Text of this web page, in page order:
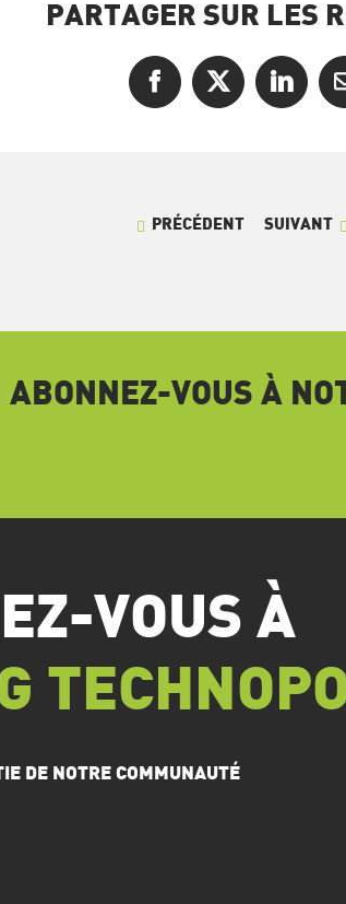
PARTAGER SUR LES
Facebook
X
PRÉCÉDENT SUIVANT
ABONNEZ-VOUS À
VOUS À
DE NOTRE COMMUNAUTÉ